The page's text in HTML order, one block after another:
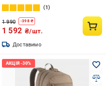
1
1 990 -398₴
1 592 ₴/шт.
Доставимо